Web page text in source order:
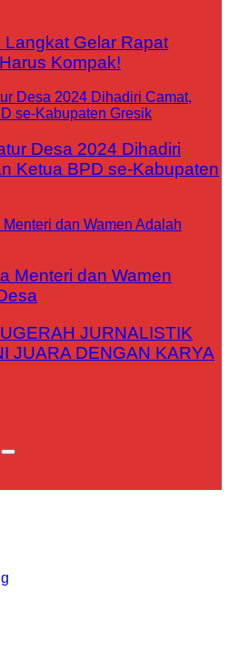
Langkat Gelar Rapat
Kompak!
Desa 2024 Dihadiri
Ketua BPD se-Kabupaten
Menteri dan Wamen
JURNALISTIK
JUARA DENGAN KARYA